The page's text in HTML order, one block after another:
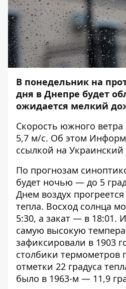
В понедельник на
дня в Днепре будет
ожидается мелкий
Скорость южного ветра
5,7 м/с. Об этом
ссылкой на
По прогнозам
будет ночью — до 5
Днем воздух
тепла. Восход солнца
5:30, а закат — в 18:01.
самую высокую
зафиксировали в 1903
столбики термометров
отметки 22 градуса
было в 1963-м — 11,9